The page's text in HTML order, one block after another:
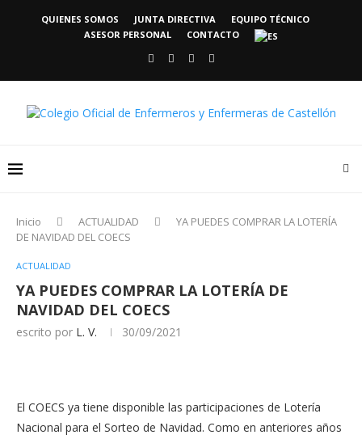
QUIENES SOMOS JUNTA DIRECTIVA
EQUIPO TÉCNICO
ASESOR PERSONAL
CONTACTO
Inicio ACTUALIDAD
YA PUEDES COMPRAR LA LOTERÍA
DE NAVIDAD DEL COECS
ACTUALIDAD
YA PUEDES COMPRAR LA LOTERÍA DE
NAVIDAD DEL COECS
escrito por L. V. 30/09/2021
El COECS ya tiene disponible las participaciones de Lotería
Nacional para el Sorteo de Navidad. Como en anteriores años